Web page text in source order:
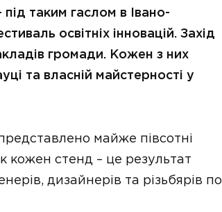
таким гаслом в Івано-
освітніх інновацій. Захід
громади. Кожен з них
та власній майстерності у
майже півсотні
кожен стенд – це результат
дизайнерів та різьбярів по